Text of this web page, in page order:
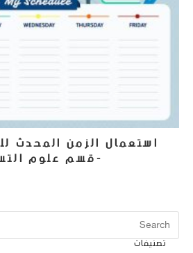
استعمال الزمن المحدث
-قسم علوم
تصنيفات